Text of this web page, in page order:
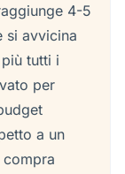
4-5
si avvicina
tutti i
per
a un